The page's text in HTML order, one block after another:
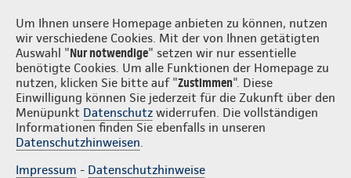
Um Ihnen unsere Homepage anbieten zu können, nutzen
wir verschiedene Cookies. Mit der von Ihnen getätigten
Auswahl "Nur notwendige" setzen wir nur essentielle
benötigte Cookies. Um alle Funktionen der Homepage zu
nutzen, klicken Sie bitte auf "Zustimmen". Diese
Einwilligung können Sie jederzeit für die Zukunft über den
Menüpunkt Datenschutz widerrufen. Die vollständigen
Informationen finden Sie ebenfalls in unseren
Datenschutzhinweisen.
Impressum - Datenschutzhinweise
Interaktive Wertermittlung
1914 für Wohngebäude